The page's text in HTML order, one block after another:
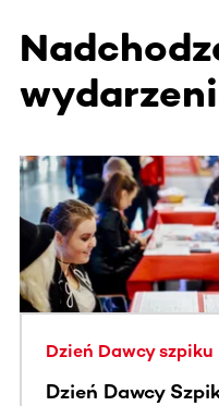
Ta sekcja zawiera
Dzień Dawcy szpiku
Dzień Dawcy